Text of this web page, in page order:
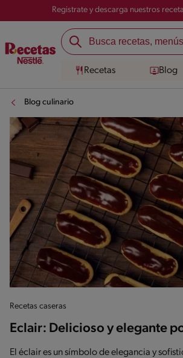
Registrate y descarga nuestros
Recetas Blog
Blog culinario
Recetas caseras
Eclair: Delicioso y elegante
El éclair es un símbolo de elegancia y